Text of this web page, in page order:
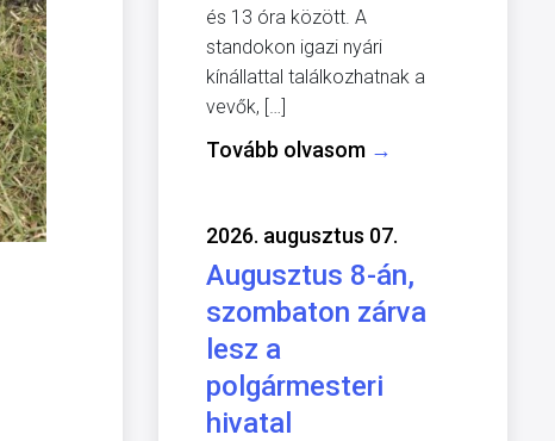
és 13 óra között. A
standokon igazi nyári
kínállattal találkozhatnak a
vevők, […]
Tovább olvasom →
2026. augusztus 07.
Augusztus 8-án,
szombaton zárva
lesz a
polgármesteri
hivatal